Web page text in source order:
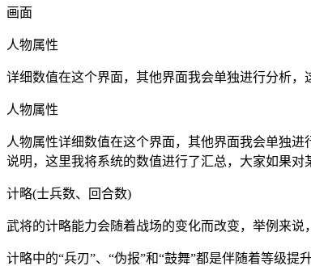
画面
人物属性
详细数值在这个界面，其他界面我会单独进行分析
人物属性
人物属性详细数值在这个界面，其他界面我会单独
说明，这里我将系统的数值进行了汇总，大家如果对
计略(士兵数、回合数)
武将的计略能力会随着战场的变化而改变，举例来
计略中的“兵刃”、“伪报”和“鼓舞”都是伴随着等级提